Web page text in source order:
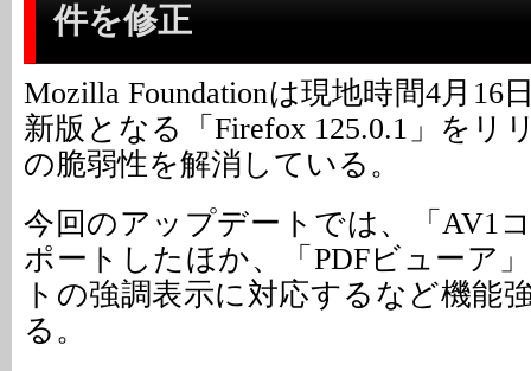
件を修正
Mozilla Foundationは現地時間4月16
新版となる「Firefox 125.0.1」をリ
の脆弱性を解消している。
今回のアップデートでは、「AV1
ポートしたほか、「PDFビューア
トの強調表示に対応するなど機能
る。